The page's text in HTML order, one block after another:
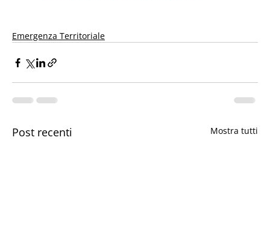
Emergenza Territoriale
Post recenti Mostra tutti